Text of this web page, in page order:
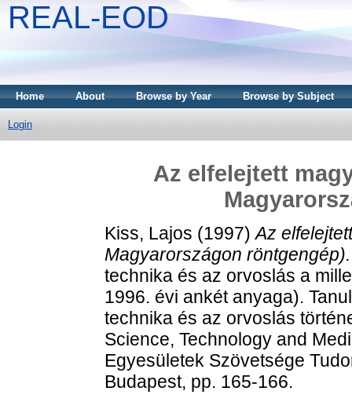
REAL-EOD
Home About Browse by Year Browse by Subject
Login
Az elfelejtett
Kiss, Lajos (1997)Az
Magyarországon röntgengép).
technika és az orvoslás a
1996. évi ankét anyaga).
technika és az orvoslás
Science, Technology and
Egyesületek Szövetsége
Budapest, pp. 165-166.